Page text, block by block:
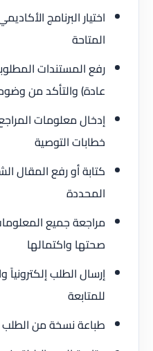
اختيار البرنامج
المتاحة
عادة) والتأكد من
إدخال معلومات
خطابات التوصية
كتابة أو رفع المقال
المحددة
مراجعة جميع
صحتها واكتمالها
إرسال الطلب
للمتابعة
طباعة نسخة من الطلب